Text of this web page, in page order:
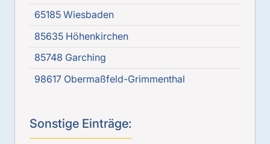
65185 Wiesbaden
85635 Höhenkirchen
85748 Garching
98617 Obermaßfeld-Grimmenthal
Sonstige Einträge: